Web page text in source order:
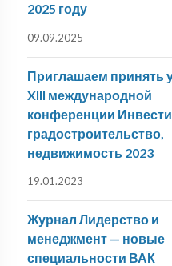
2025 году
09.09.2025
Приглашаем принять
XIII международной
конференции
градостроительство,
недвижимость 2023
19.01.2023
Журнал Лидерство и
менеджмент — новые
специальности ВАК